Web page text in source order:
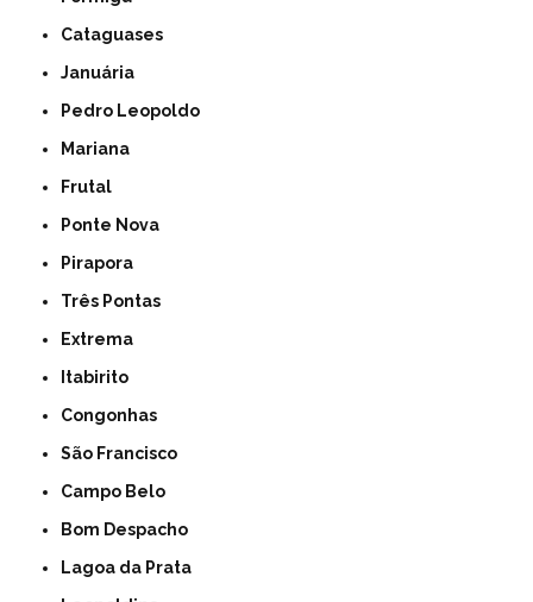
Cataguases
Januária
Pedro Leopoldo
Mariana
Frutal
Ponte Nova
Pirapora
Três Pontas
Extrema
Itabirito
Congonhas
São Francisco
Campo Belo
Bom Despacho
Lagoa da Prata